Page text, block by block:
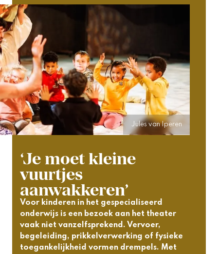
‘Je moet kleine
vuurtjes
aanwakkeren’
Voor kinderen in het gespecialiseerd
onderwijs is een bezoek aan het theater
vaak niet vanzelfsprekend. Vervoer,
begeleiding, prikkelverwerking of fysieke
toegankelijkheid vormen drempels. Met
Jules van Iperen